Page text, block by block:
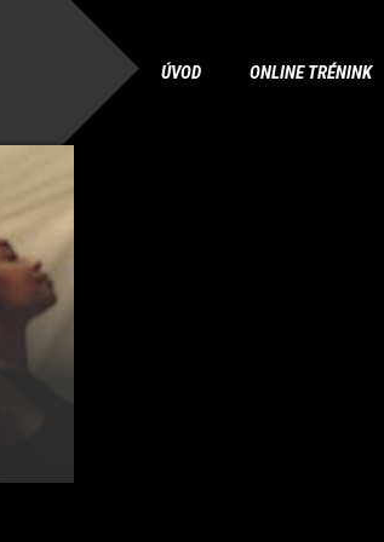
ÚVOD ONLINE TRÉNINK